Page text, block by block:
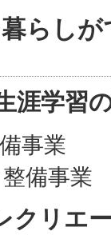
らしが
涯学習
事業
備事業
リエ